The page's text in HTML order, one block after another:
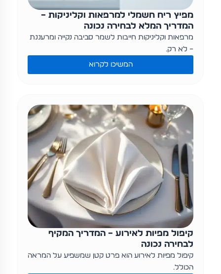
מפיץ ריח חשמלי למרפאות וקליניקות –
המדריך המלא לבחירה נכונה
מרפאות וקליניקות חייבות לשמר סביבה נקייה ומרעננת
– לא רק…
המשיכו לקרוא
קיפול מפיות לאירוע – המדריך המקיף
לבחירה נכונה
קיפול מפיות לאירוע הוא פרט קטן שמשפיע על המראה
הכולל…